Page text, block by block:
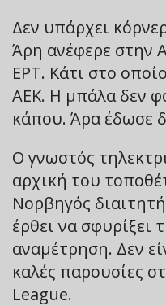
Δεν υπάρχει
Άρη ανέφερε στην
ΕΡΤ. Κάτι στο
ΑΕΚ. Η μπάλα δεν
κάπου. Άρα έδωσε
Ο γνωστός
αρχική του
Νορβηγός
έρθει να σφυρίξει
αναμέτρηση. Δεν
καλές παρουσίες
League.